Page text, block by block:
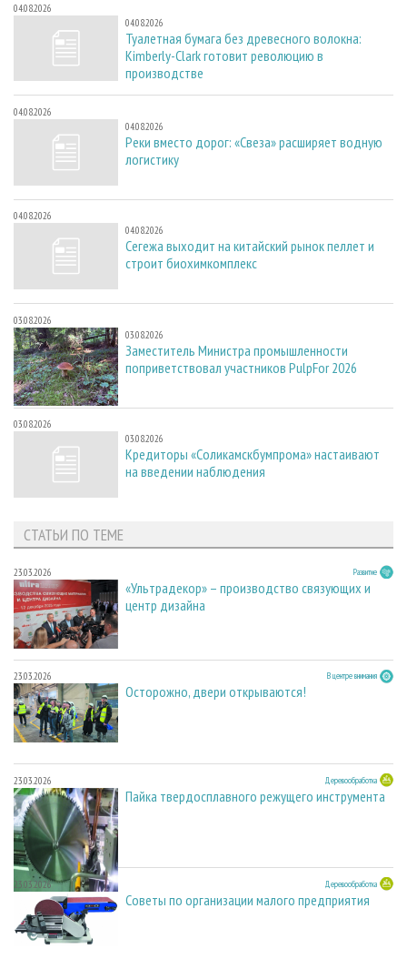
04.08.2026
04.08.2026
Туалетная бумага без древесного волокна:
Kimberly-Clark готовит революцию в
производстве
04.08.2026
04.08.2026
Реки вместо дорог: «Свеза» расширяет водную
логистику
04.08.2026
04.08.2026
Сегежа выходит на китайский рынок пеллет и
строит биохимкомплекс
03.08.2026
03.08.2026
Заместитель Министра промышленности
поприветствовал участников PulpFor 2026
03.08.2026
03.08.2026
Кредиторы «Соликамскбумпрома» настаивают
на введении наблюдения
СТАТЬИ ПО ТЕМЕ
23.03.2026 Развитие
«Ультрадекор» – производство связующих и
центр дизайна
23.03.2026 В центре внимания
Осторожно, двери открываются!
23.03.2026 Деревообработка
Пайка твердосплавного режущего инструмента
23.03.2026 Деревообработка
Советы по организации малого предприятия